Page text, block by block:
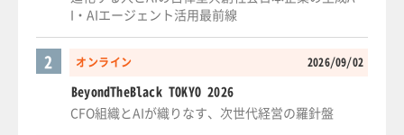
I・AIエージェント活用最前線
オンライン 2026/09/02
2
BeyondTheBlack TOKYO 2026
CFO組織とAIが織りなす、次世代経営の羅針盤